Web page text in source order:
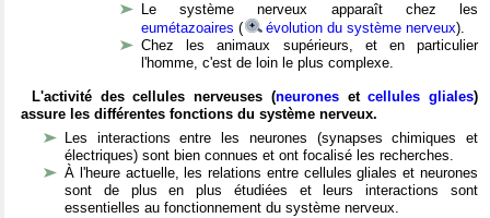
Le système nerveux apparaît chez les
eumétazoaires ( évolution du système nerveux).
Chez les animaux supérieurs, et en particulier
l'homme, c'est de loin le plus complexe.
L'activité des cellules nerveuses (neuronesetcellules gliales)
assure les différentes fonctions du système nerveux.
Les interactions entre les neurones (synapses chimiques et
électriques) sont bien connues et ont focalisé les recherches.
À l'heure actuelle, les relations entre cellules gliales et neurones
sont de plus en plus étudiées et leurs interactions sont
essentielles au fonctionnement du système nerveux.